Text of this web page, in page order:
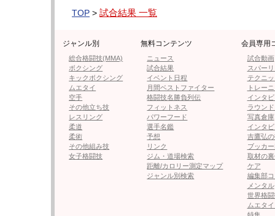
ー、右ストレートをクリーンヒットさせる。
が、再び虎矢太の左ボディが炸裂！
悶絶ダウンで立ち上がれないソンボム、レ
た。
TOP > 試合結果 一覧
ジャンル別
総合格闘技(MMA)
ボクシング
キックボクシング
ムエタイ
空手
その他立ち技
レスリング
柔道
柔術
その他組み技
女子格闘技
無料コンテンツ
ニュース
試合結果
イベント日程
月間ベストファイター
格闘技名勝負列伝
フィットネス
パワーフード
選手名鑑
予想
リンク
ジム・道場検索
距離/カロリー測定マップ
ジャンル別検索
会員専用
試合動画
スパー
テクニ
トレー
インタ
ラウン
写真倉庫
インタ
吉鷹弘
ブッカ
取材の
ケア
編集部
メンタル
世界格
ムエタ